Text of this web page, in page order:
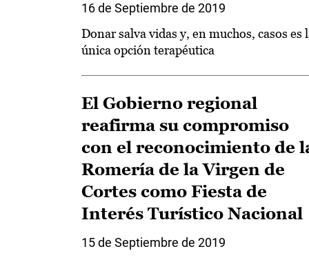
16 de Septiembre de 2019
Donar salva vidas y, en muchos, casos es
única opción terapéutica
El Gobierno regional
reafirma su compromiso
con el reconocimiento de
Romería de la Virgen de
Cortes como Fiesta de
Interés Turístico Nacional
15 de Septiembre de 2019